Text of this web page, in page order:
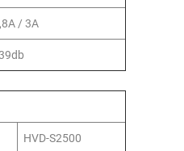
/ 3A
HVD-S2500